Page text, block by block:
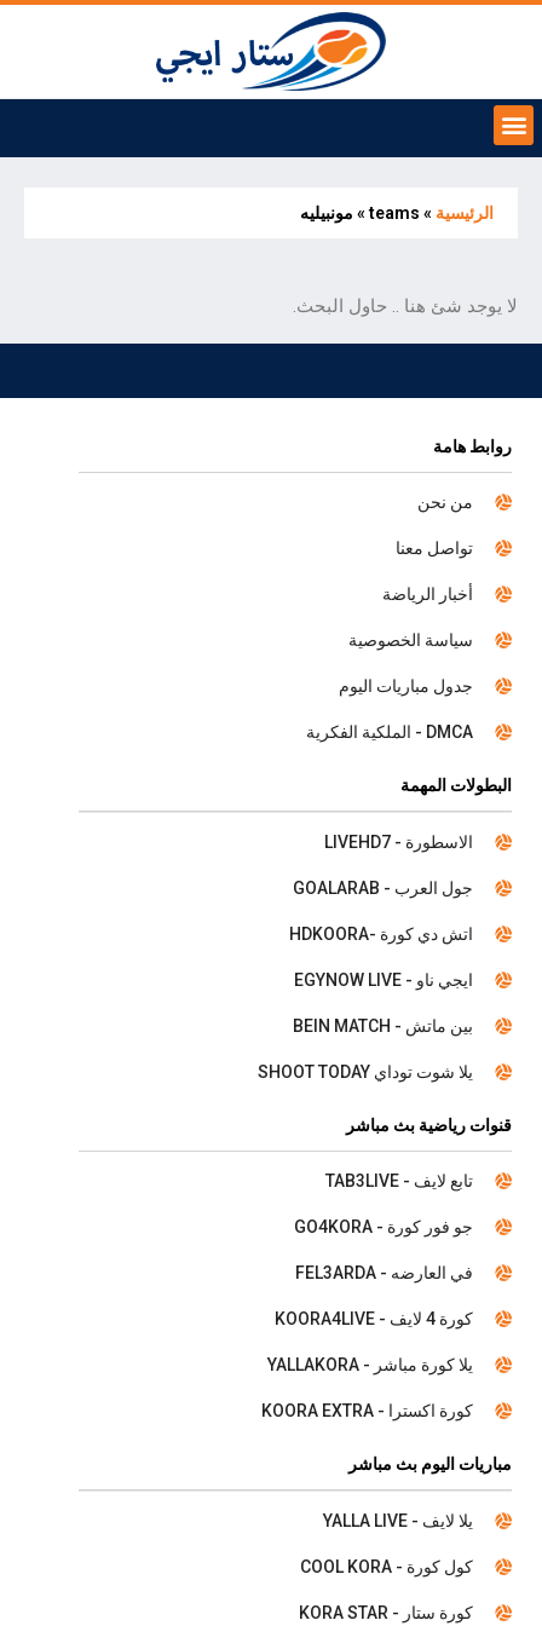
الرئيسية »
teams
» مونبيليه
لا يوجد شئ هنا .. حاول البحث.
روابط هامة
من نحن
تواصل معنا
أخبار الرياضة
سياسة الخصوصية
جدول مباريات اليوم
DMCA - الملكية الفكرية
البطولات المهمة
الاسطورة - LIVEHD7
جول العرب - GOALARAB
اتش دي كورة -HDKOORA
ايجي ناو - EGYNOW LIVE
بين ماتش - BEIN MATCH
يلا شوت توداي SHOOT TODAY
قنوات رياضية بث مباشر
تابع لايف - TAB3LIVE
جو فور كورة - GO4KORA
في العارضه - FEL3ARDA
كورة 4 لايف - KOORA4LIVE
يلا كورة مباشر - YALLAKORA
كورة اكسترا - KOORA EXTRA
مباريات اليوم بث مباشر
يلا لايف - YALLA LIVE
كول كورة - COOL KORA
كورة ستار - KORA STAR